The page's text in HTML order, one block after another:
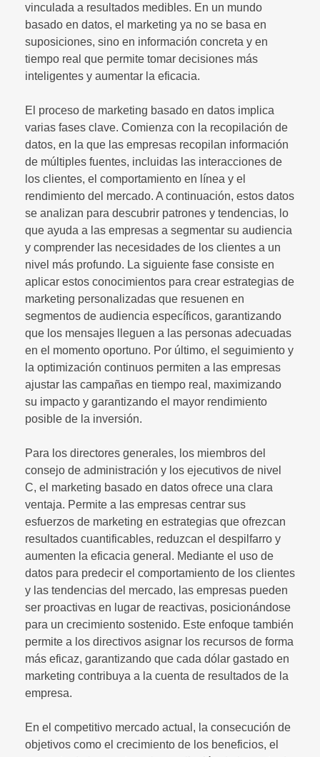
vinculada a resultados medibles. En un mundo
basado en datos, el marketing ya no se basa en
suposiciones, sino en información concreta y en
tiempo real que permite tomar decisiones más
inteligentes y aumentar la eficacia.
El proceso de marketing basado en datos implica
varias fases clave. Comienza con la recopilación de
datos, en la que las empresas recopilan información
de múltiples fuentes, incluidas las interacciones de
los clientes, el comportamiento en línea y el
rendimiento del mercado. A continuación, estos datos
se analizan para descubrir patrones y tendencias, lo
que ayuda a las empresas a segmentar su audiencia
y comprender las necesidades de los clientes a un
nivel más profundo. La siguiente fase consiste en
aplicar estos conocimientos para crear estrategias de
marketing personalizadas que resuenen en
segmentos de audiencia específicos, garantizando
que los mensajes lleguen a las personas adecuadas
en el momento oportuno. Por último, el seguimiento y
la optimización continuos permiten a las empresas
ajustar las campañas en tiempo real, maximizando
su impacto y garantizando el mayor rendimiento
posible de la inversión.
Para los directores generales, los miembros del
consejo de administración y los ejecutivos de nivel
C, el marketing basado en datos ofrece una clara
ventaja. Permite a las empresas centrar sus
esfuerzos de marketing en estrategias que ofrezcan
resultados cuantificables, reduzcan el despilfarro y
aumenten la eficacia general. Mediante el uso de
datos para predecir el comportamiento de los clientes
y las tendencias del mercado, las empresas pueden
ser proactivas en lugar de reactivas, posicionándose
para un crecimiento sostenido. Este enfoque también
permite a los directivos asignar los recursos de forma
más eficaz, garantizando que cada dólar gastado en
marketing contribuya a la cuenta de resultados de la
empresa.
En el competitivo mercado actual, la consecución de
objetivos como el crecimiento de los beneficios, el